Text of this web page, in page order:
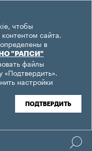
чтобы
сайта.
в
"РАПСИ"
файлы
настройки
ПОДТВЕРДИТЬ